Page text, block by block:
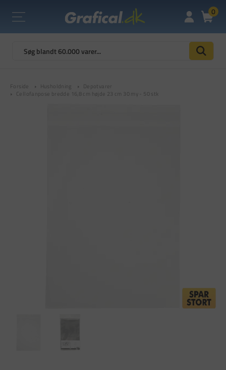
0
Forside Husholdning
Depotvarer
Cellofanpose bredde 16,8 cm højde 23 cm 30 my - 50 stk